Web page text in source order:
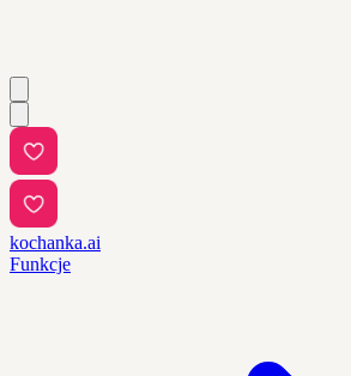
kochanka.ai
Funkcje